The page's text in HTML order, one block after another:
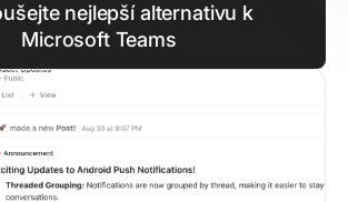
nejlepší alternativu k
Microsoft Teams